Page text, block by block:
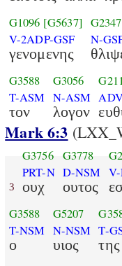
G1096 [G5637]
V-2ADP-GSF
γενομενης
G2347
N-
G3588
T-ASM
τον
G3056
N-ASM
λογον
Mark 6:3
3
G3756
PRT-N
ουχ
G3778
D-NSM
ουτος
G3588
T-NSM
ο
G5207
N-NSM
υιος
T-
της